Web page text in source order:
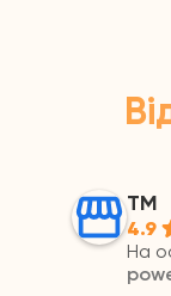
ТМ
4.9
На